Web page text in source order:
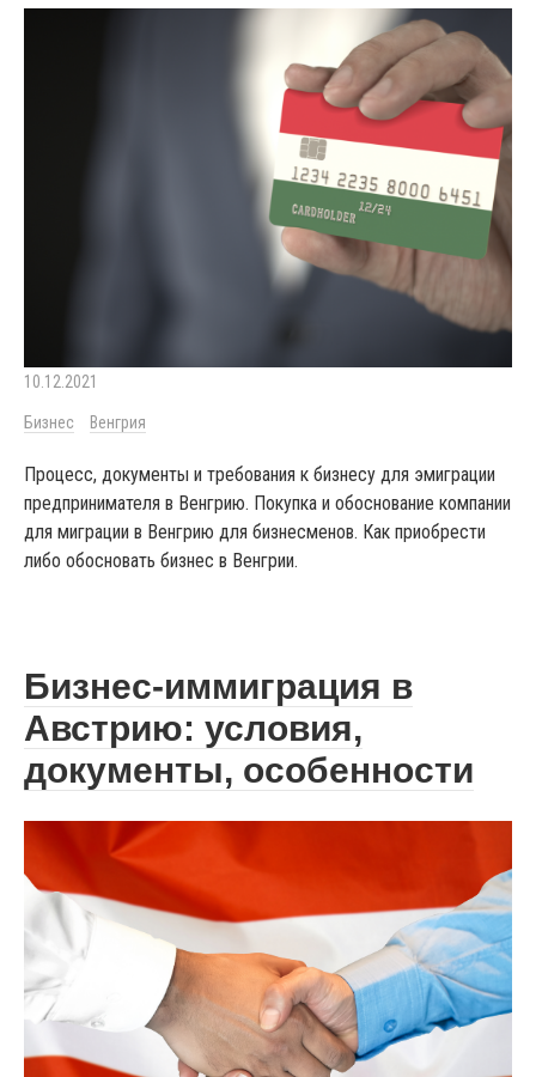
10.12.2021
Бизнес Венгрия
Процесс, документы и требования к бизнесу для эмиграции
предпринимателя в Венгрию. Покупка и обоснование компании
для миграции в Венгрию для бизнесменов. Как приобрести
либо обосновать бизнес в Венгрии.
Бизнес-иммиграция в
Австрию: условия,
документы, особенности